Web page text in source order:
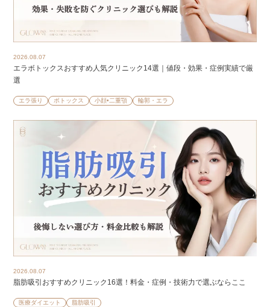
2026.08.07
エラボトックスおすすめ人気クリニック14選｜値段・効果・症例実績で厳
選
エラ張り ボトックス 小顔•二重顎 輪郭・エラ
2026.08.07
脂肪吸引おすすめクリニック16選！料金・症例・技術力で選ぶならここ
医療ダイエット 脂肪吸引